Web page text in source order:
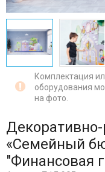
Комплектация
оборудования
на фото.
«Семейный
"Финансовая